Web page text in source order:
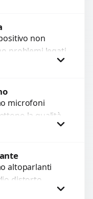
non
problemi legati
interventi
microfoni
la qualità
delle
altoparlanti
distorto,
ricambi di